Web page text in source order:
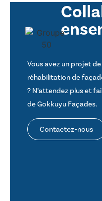
Vous avez un projet
réhabilitation de
? N’attendez plus et
de Gokkuyu Façades.
Contactez-nous